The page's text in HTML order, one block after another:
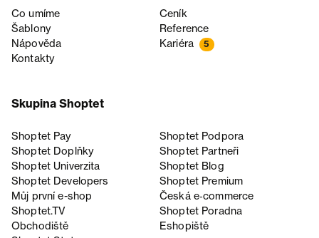
Co umíme
Ceník
Šablony
Reference
Nápověda
Kariéra 5
Kontakty
Skupina Shoptet
Shoptet Pay
Shoptet Podpora
Shoptet Doplňky
Shoptet Partneři
Shoptet Univerzita
Shoptet Blog
Shoptet Developers
Shoptet Premium
Můj první e-shop
Česká e‑commerce
Shoptet.TV
Shoptet Poradna
Obchodiště
Eshopiště